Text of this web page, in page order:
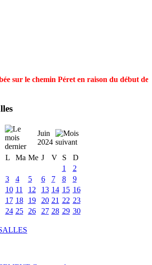
sur le chemin Péret en raison du début
Juin
2024
L
Ma Me J V S
D
1
2
3
4 5 6 7 8
9
10 11 12 13 14 15 16
17 18 19 20 21 22 23
24 25 26 27 28 29 30